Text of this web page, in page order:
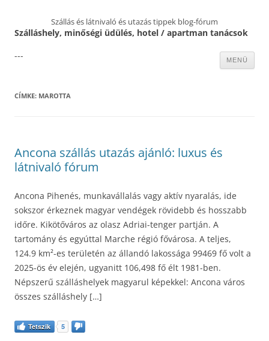
Szállás és látnivaló és utazás tippek blog-fórum
Szálláshely, minőségi üdülés, hotel / apartman tanácsok
MENÜ
---
CÍMKE: MAROTTA
Ancona szállás utazás ajánló: luxus és
látnivaló fórum
Ancona Pihenés, munkavállalás vagy aktív nyaralás, ide
sokszor érkeznek magyar vendégek rövidebb és hosszabb
időre. Kikötőváros az olasz Adriai-tenger partján. A
tartomány és egyúttal Marche régió fővárosa. A teljes,
124.9 km²-es területén az állandó lakossága 99469 fő volt a
2025-ös év elején, ugyanitt 106,498 fő élt 1981-ben.
Népszerű szálláshelyek magyarul képekkel: Ancona város
összes szálláshely […]
Tetszik 5